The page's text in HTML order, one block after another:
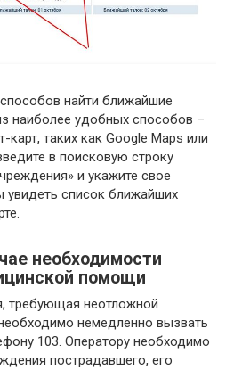
найти ближайшие
наиболее удобных способов –
карт, таких как Google Maps или
в поисковую строку
и укажите свое
увидеть список ближайших
необходимости
помощи
требующая неотложной
немедленно вызвать
103. Оператору необходимо
пострадавшего, его